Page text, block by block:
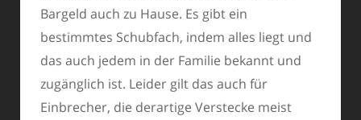
Bargeld auch zu Hause. Es gibt ein
bestimmtes Schubfach, indem alles liegt und
das auch jedem in der Familie bekannt und
zugänglich ist. Leider gilt das auch für
Einbrecher, die derartige Verstecke meist